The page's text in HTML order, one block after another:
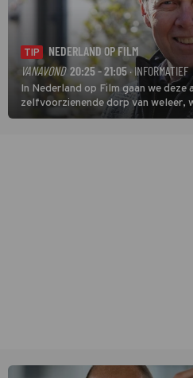
TIP
NEDERLAND OP FILM
VANAVOND 20:25 - 21:05· INFORMATIEF
In Nederland op Film gaan we
zelfvoorzienende dorp van weleer,
Daniëls de kijkers meeneemt op